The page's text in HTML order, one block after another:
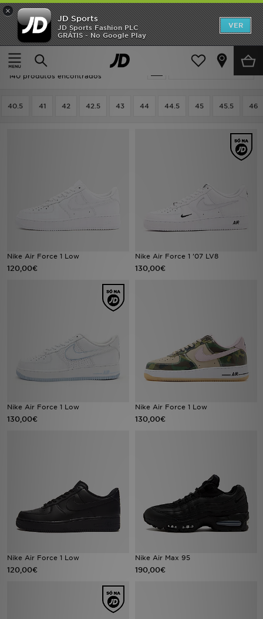
×
JD Sports
JD Sports Fashion PLC
GRÁTIS - No Google Play
VER
Página principal
Homem Calçado de Homem Sapatilhas
Actualizar a pesquisa
Homem - Nike Sapatilhas
140 produtos encontrados
40.5 41 42 42.5 43 44 44.5 45 45.5 46
Nike Air Force 1 Low
120,00€
Nike Air Force 1 '07 LV8
130,00€
Nike Air Force 1 Low
130,00€
Nike Air Force 1 Low
130,00€
Nike Air Force 1 Low
120,00€
Nike Air Max 95
190,00€
INÍCIO
Promoções
NOVIDADES
DESPORTO
LOCALIZADOR DE LOJAS
BLOG
ESTADO DO TEU PEDIDO
FAZ DOWNLOAD DA APP
TRABALHA CONNOSCO
FAQs